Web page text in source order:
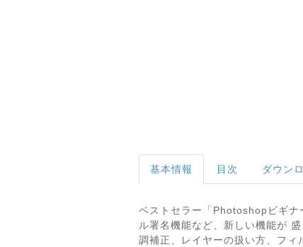
基本情報 目次 ダウン
ベストセラー「Photoshopビギナ
ル署名機能など、新しい機能が
調補正、レイヤーの扱い方、フ